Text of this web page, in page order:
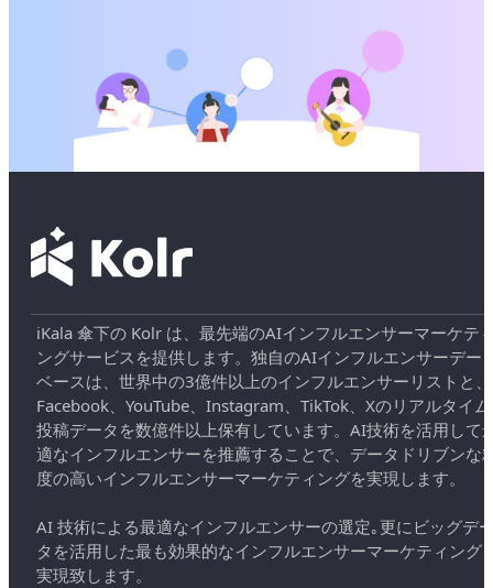
iKala 傘下の Kolr は、最先端のAIインフルエンサーマーケテ
ングサービスを提供します。独自のAIインフルエンサーデー
ベースは、世界中の3億件以上のインフルエンサーリストと、
Facebook、YouTube、Instagram、TikTok、Xのリアルタイム
投稿データを数億件以上保有しています。AI技術を活用して
適なインフルエンサーを推薦することで、データドリブンな
度の高いインフルエンサーマーケティングを実現します。
AI 技術による最適なインフルエンサーの選定｡更にビッグデ
タを活用した最も効果的なインフルエンサーマーケティング
実現致します。